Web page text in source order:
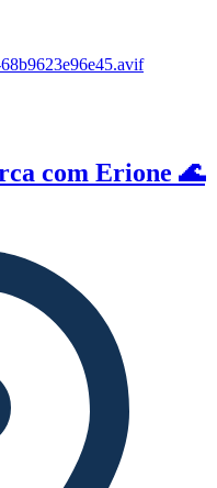
com Erione 🌊